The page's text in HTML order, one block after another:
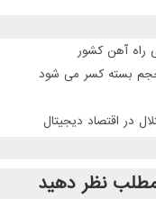
راه آهن کشور
حجم بسته کسر می شود
در اقتصاد دیجیتال
نظر دهید